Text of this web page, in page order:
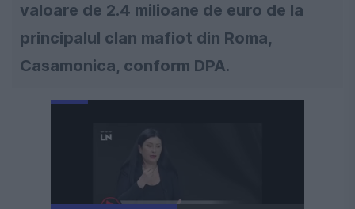
valoare de 2.4 milioane de euro de la
principalul clan mafiot din Roma,
Casamonica, conform DPA.